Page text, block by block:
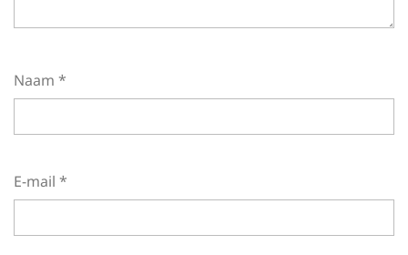
Naam *
E-mail *